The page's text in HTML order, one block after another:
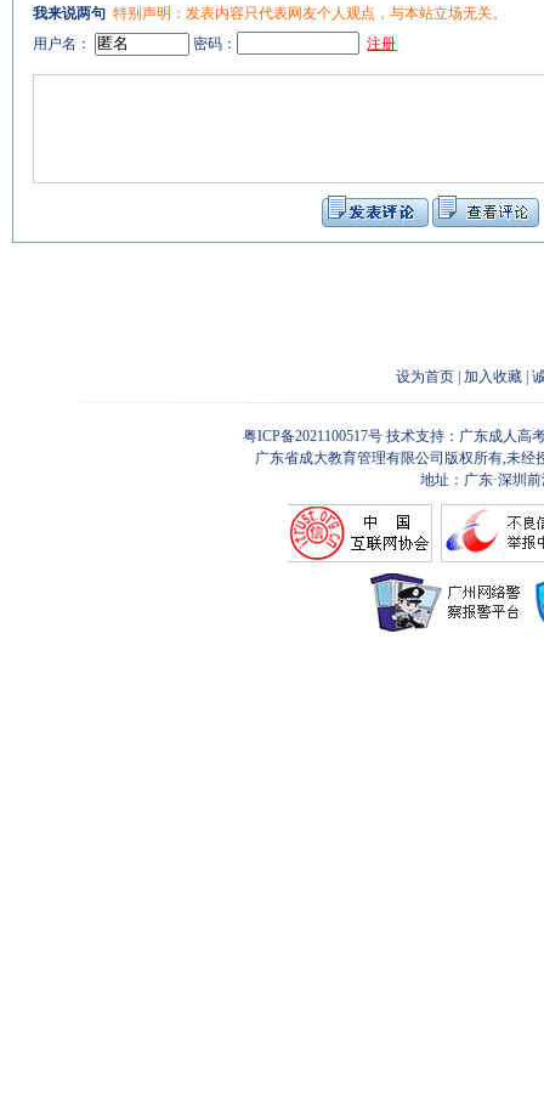
我来说两句 特别声明：发表内容只代表网友个人观点，与本站立场无关。
用户名：
密码： 注册
设为首页 加入收藏
粤ICP备2021100517号 技术支持：广东成人高
广东省成大教育管理有限公司版权所有,未
地址：广东·深圳